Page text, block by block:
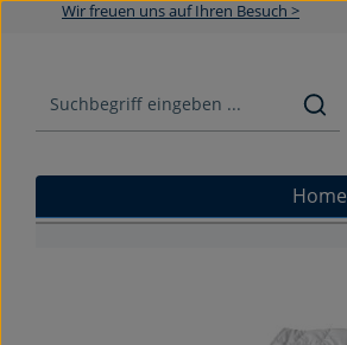
Zum Hauptinhalt springen
Zur Suche springen
Zur Hauptnavigation springen
Wir freuen uns auf Ihren Besuch >
Home